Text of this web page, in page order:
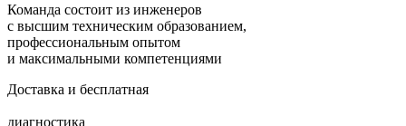
Команда состоит из инженеров
с высшим техническим образованием,
профессиональным опытом
и максимальными компетенциями
Доставка и бесплатная
диагностика